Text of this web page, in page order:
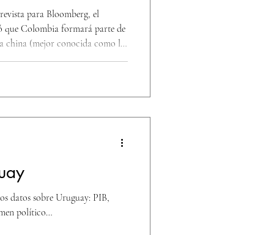
para Bloomberg, el
que Colombia formará parte de
china (mejor conocida como la
datos sobre Uruguay: PIB,
político…